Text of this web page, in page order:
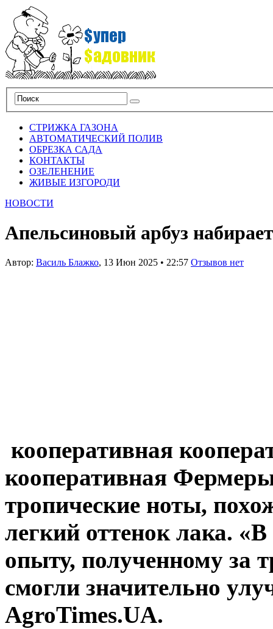
СТРИЖКА ГАЗОНА
АВТОМАТИЧЕСКИЙ ПОЛИВ
ОБРЕЗКА САДА
КОНТАКТЫ
ОЗЕЛЕНЕНИЕ
ЖИВЫЕ ИЗГОРОДИ
НОВОСТИ
Апельсиновый арбуз
Автор: Василь Блажко, 13 Июн 2025 • 22:57 Отзывов нет
кооперативная
кооперативная
тропические ноты,
легкий оттенок лака.
опыту, полученному за
смогли значительно
AgroTimes.UA.